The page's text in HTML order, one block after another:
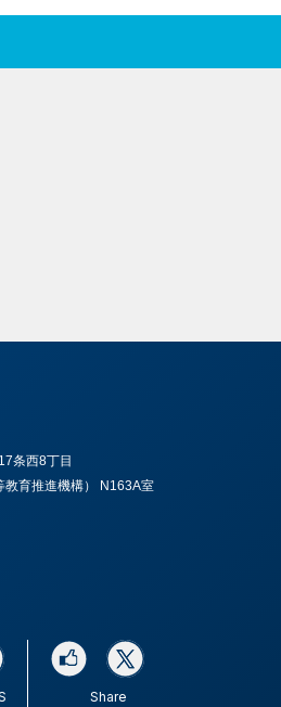
条西8丁目
教育推進機構） N163A室
Share